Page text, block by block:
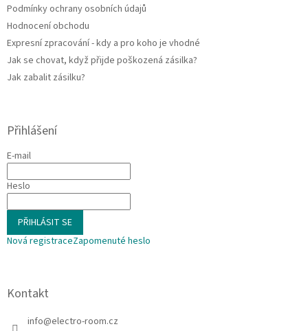
Podmínky ochrany osobních údajů
Hodnocení obchodu
Expresní zpracování - kdy a pro koho je vhodné
Jak se chovat, když přijde poškozená zásilka?
Jak zabalit zásilku?
Přihlášení
E-mail
Heslo
PŘIHLÁSIT SE
Nová registraceZapomenuté heslo
Kontakt
info@electro-room.cz